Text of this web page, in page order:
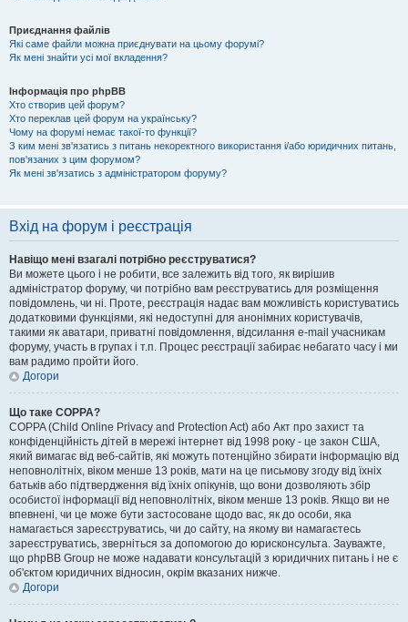
Приєднання файлів
Які саме файли можна приєднувати на цьому форумі?
Як мені знайти усі мої вкладення?
Інформація про phpBB
Хто створив цей форум?
Хто переклав цей форум на українську?
Чому на форумі немає такої-то функції?
З ким мені зв'язатись з питань некоректного використання і/або юридичних питань,
пов'язаних з цим форумом?
Як мені зв'язатись з адміністратором форуму?
Вхід на форум і реєстрація
Навіщо мені взагалі потрібно реєструватися?
Ви можете цього і не робити, все залежить від того, як вирішив
адміністратор форуму, чи потрібно вам реєструватись для розміщення
повідомлень, чи ні. Проте, реєстрація надає вам можливість користуватись
додатковими функціями, які недоступні для анонімних користувачів,
такими як аватари, приватні повідомлення, відсилання e-mail учасникам
форуму, участь в групах і т.п. Процес реєстрації забирає небагато часу і ми
вам радимо пройти його.
Догори
Що таке COPPA?
COPPA (Child Online Privacy and Protection Act) або Акт про захист та
конфіденційність дітей в мережі інтернет від 1998 року - це закон США,
який вимагає від веб-сайтів, які можуть потенційно збирати інформацію від
неповнолітніх, віком менше 13 років, мати на це письмову згоду від їхніх
батьків або підтвердження від їхніх опікунів, що вони дозволяють збір
особистої інформації від неповнолітніх, віком менше 13 років. Якщо ви не
впевнені, чи це може бути застосоване щодо вас, як до особи, яка
намагається зареєструватись, чи до сайту, на якому ви намагаєтесь
зареєструватись, зверніться за допомогою до юрисконсульта. Зауважте,
що phpBB Group не може надавати консультацій з юридичних питань і не є
об'єктом юридичних відносин, окрім вказаних нижче.
Догори